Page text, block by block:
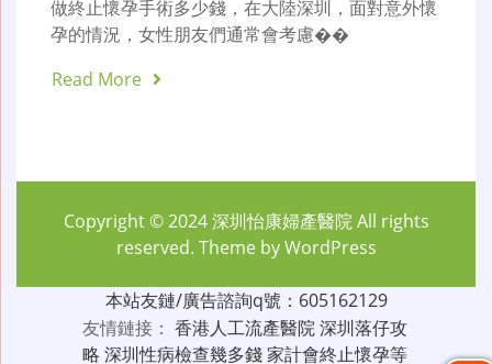
做終止懷孕手術多少錢，在大陸深圳，面對意外懷
孕的情況，女性朋友們通常會考慮��
Read More
Copyright © 2024深圳怡康婦產醫院All rights
reserved. Theme byWordPress
本站友鏈/廣告諮詢q號：605162129
友情鏈接： 香港人工流產醫院深圳落仔攻
略 深圳性病檢查幾多錢家計會終止懷孕等